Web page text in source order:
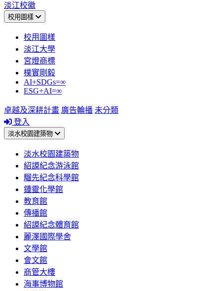
淡江校徽
校用圖樣
校用圖樣
淡江大學
宮燈商標
樸實剛毅
AI+SDGs=∞
ESG+AI=∞
卓越及深耕計畫 廣告輪播 未分類
登入
淡水校園建築物
淡水校園建築物
紹謨紀念游泳館
騮先紀念科學館
鍾靈化學館
教育館
傳播館
紹謨紀念體育館
麗澤國際學舍
文學館
會文館
商管大樓
海事博物館